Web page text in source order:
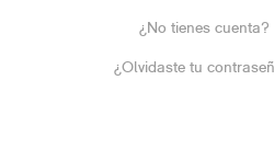
¿No tienes cuenta?
¿Olvidaste tu